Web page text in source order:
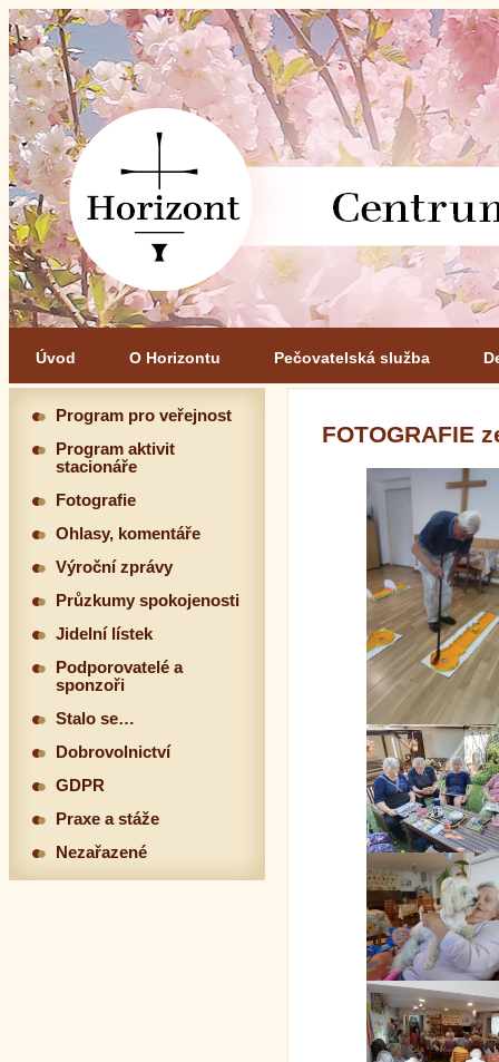
Úvod O Horizontu Pečovatelská služba
FOTOGRAFIE
Program pro veřejnost
Program aktivit
stacionáře
Fotografie
Ohlasy, komentáře
Výroční zprávy
Průzkumy spokojenosti
Jidelní lístek
Podporovatelé a
sponzoři
Stalo se…
Dobrovolnictví
GDPR
Praxe a stáže
Nezařazené